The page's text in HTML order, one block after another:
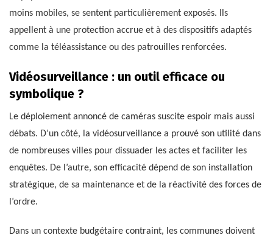
moins mobiles, se sentent particulièrement exposés. Ils
appellent à une protection accrue et à des dispositifs adaptés
comme la téléassistance ou des patrouilles renforcées.
Vidéosurveillance : un outil efficace ou
symbolique ?
Le déploiement annoncé de caméras suscite espoir mais aussi
débats. D’un côté, la vidéosurveillance a prouvé son utilité dans
de nombreuses villes pour dissuader les actes et faciliter les
enquêtes. De l’autre, son efficacité dépend de son installation
stratégique, de sa maintenance et de la réactivité des forces de
l’ordre.
Dans un contexte budgétaire contraint, les communes doivent